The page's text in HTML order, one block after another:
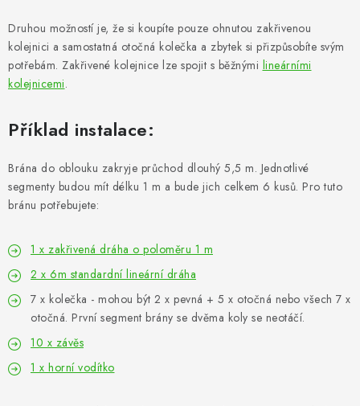
Druhou možností je, že si koupíte pouze ohnutou zakřivenou
kolejnici a samostatná otočná kolečka a zbytek si přizpůsobíte svým
potřebám. Zakřivené kolejnice lze spojit s běžnými lineárními
kolejnicemi.
Příklad instalace:
Brána do oblouku zakryje průchod dlouhý 5,5 m. Jednotlivé
segmenty budou mít délku 1 m a bude jich celkem 6 kusů. Pro tuto
bránu potřebujete:
1 x zakřivená dráha o poloměru 1 m
2 x 6m standardní lineární dráha
7 x kolečka - mohou být 2 x pevná + 5 x otočná nebo všech 7 x
otočná. První segment brány se dvěma koly se neotáčí.
10 x závěs
1 x horní vodítko